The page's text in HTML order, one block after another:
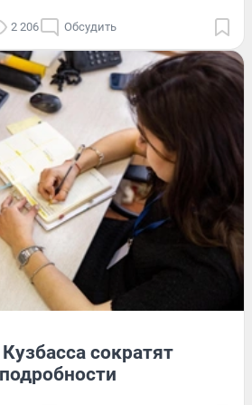
2 206 Обсудить
сократят